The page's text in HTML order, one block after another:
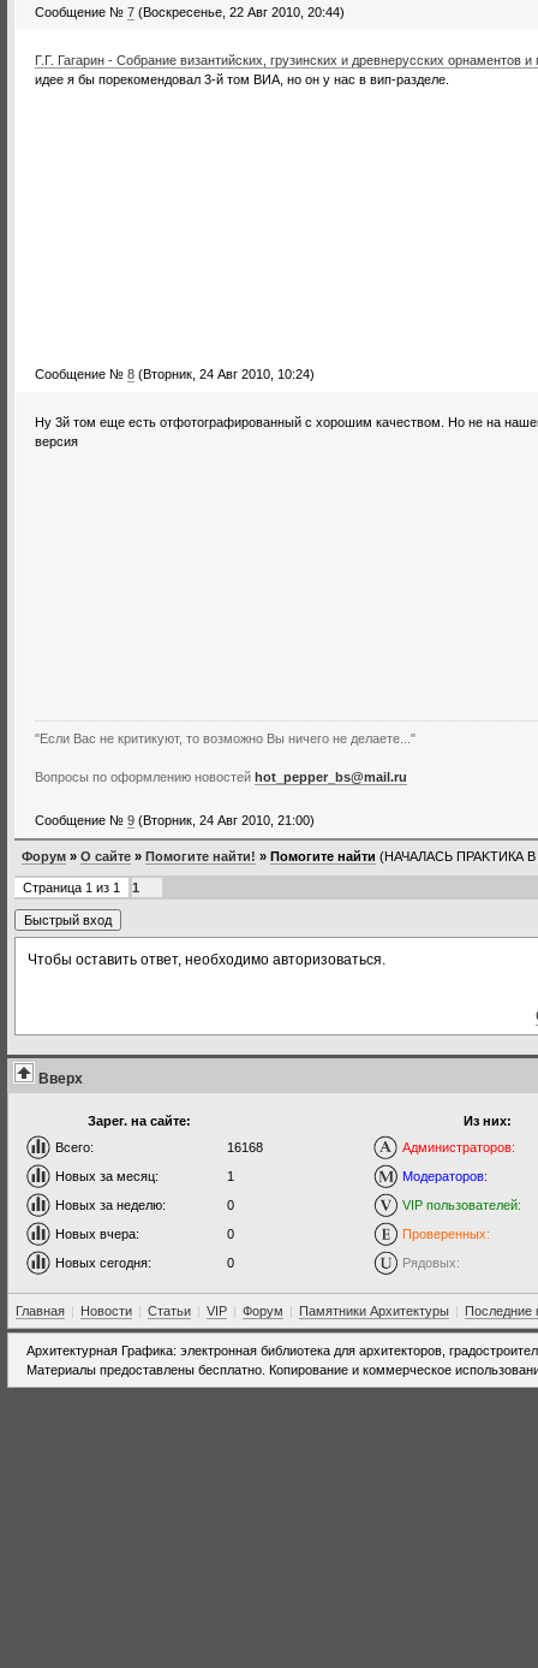
Сообщение № 7 (Воскресенье, 22 Авг 2010, 20:44)
Г.Г. Гагарин - Собрание византийских, грузинских и древнерусских орнаментов
идее я бы порекомендовал 3-й том ВИА, но он у нас в вип-разделе.
Сообщение № 8 (Вторник, 24 Авг 2010, 10:24)
Ну 3й том еще есть отфотографированный с хорошим качеством. Но не на
версия
"Если Вас не критикуют, то возможно Вы ничего не делаете..."
Вопросы по оформлению новостей hot_pepper_bs@mail.ru
Сообщение № 9 (Вторник, 24 Авг 2010, 21:00)
Форум » О сайте » Помогите найти! » Помогите найти (НАЧАЛАСЬ ПРАKТИКА
Страница 1 из 1 1
Чтобы оставить ответ, необходимо авторизоваться.
Вверх
Зарег. на сайте:
Всего:
16168
Новых за месяц:
1
Новых за неделю:
0
Новых вчера:
0
Новых сегодня:
0
Из них:
Администраторов:
Модераторов:
VIP пользователей:
Проверенных:
Рядовых:
Главная | Новости | Статьи | VIP | Форум | Памятники Архитектуры | Последние
Архитектурная Графика: электронная библиотека для архитекторов,
Материалы предоставлены бесплатно. Копирование и коммерческое